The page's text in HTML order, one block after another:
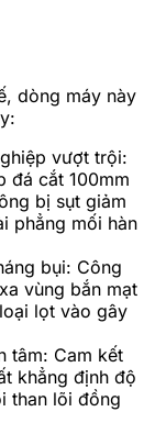
dòng máy này
vượt trội:
đá cắt 100mm
bị sụt giảm
phẳng mối hàn
bụi: Công
vùng bắn mạt
lọt vào gây
tâm: Cam kết
khẳng định độ
than lõi đồng